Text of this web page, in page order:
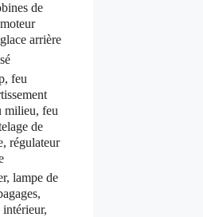
de
arrière
feu
milieu, feu
de
régulateur
lampe de
intérieur,